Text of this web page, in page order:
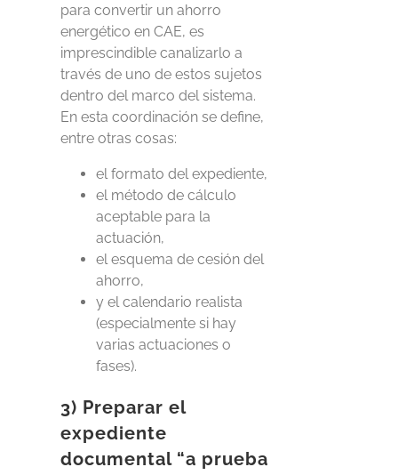
para convertir un ahorro
energético en CAE, es
imprescindible canalizarlo a
través de uno de estos sujetos
dentro del marco del sistema.
En esta coordinación se define,
entre otras cosas:
el formato del expediente,
el método de cálculo
aceptable para la
actuación,
el esquema de cesión del
ahorro,
y el calendario realista
(especialmente si hay
varias actuaciones o
fases).
3) Preparar el
expediente
documental “a prueba